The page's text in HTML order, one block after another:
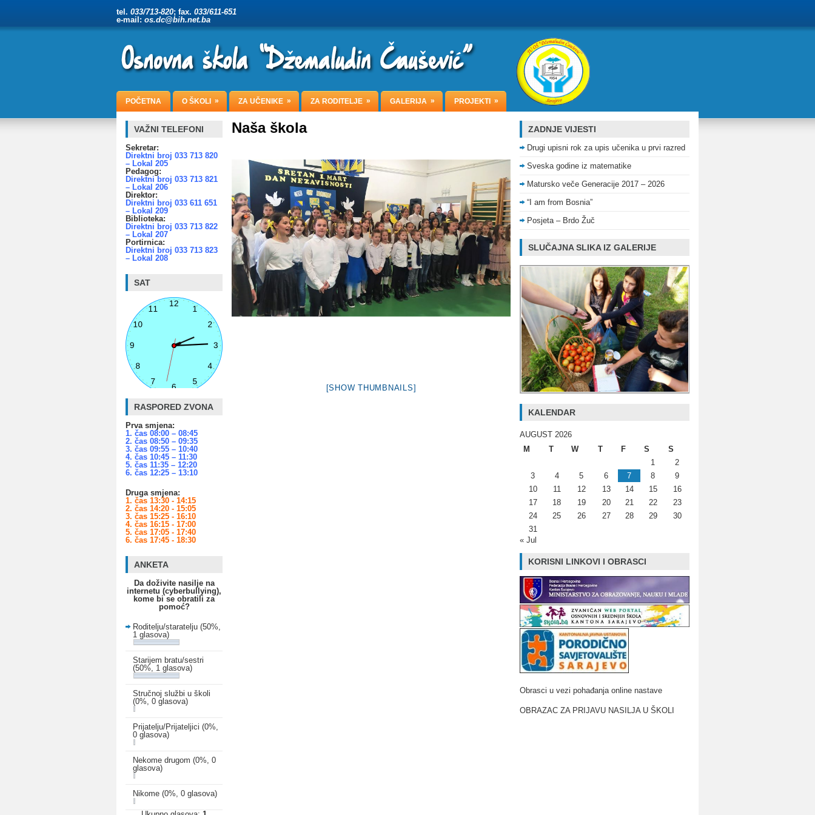
tel. 033/713-820; fax. 033/611-651
e-mail: os.dc@bih.net.ba
POČETNA O ŠKOLI » ZA UČENIKE » ZA RODITELJE » GALERIJA » PROJEKTI »
Naša škola
[SHOW THUMBNAILS]
VAŽNI TELEFONI
Sekretar:
Direktni broj 033 713 820
– Lokal 205
Pedagog:
Direktni broj 033 713 821
– Lokal 206
Direktor:
Direktni broj 033 611 651
– Lokal 209
Biblioteka:
Direktni broj 033 713 822
– Lokal 207
Portirnica:
Direktni broj 033 713 823
– Lokal 208
SAT
RASPORED ZVONA
Prva smjena:
1. čas 08:00 – 08:45
2. čas 08:50 – 09:35
3. čas 09:55 – 10:40
4. čas 10:45 – 11:30
5. čas 11:35 – 12:20
6. čas 12:25 – 13:10
Druga smjena:
1. čas 13:30 - 14:15
2. čas 14:20 - 15:05
3. čas 15:25 - 16:10
4. čas 16:15 - 17:00
5. čas 17:05 - 17:40
6. čas 17:45 - 18:30
ANKETA
Da doživite nasilje na
internetu (cyberbullying),
kome bi se obratili za
pomoć?
Roditelju/staratelju (50%,
1 glasova)
Starijem bratu/sestri
(50%, 1 glasova)
Stručnoj službi u školi
(0%, 0 glasova)
Prijatelju/Prijateljici (0%,
0 glasova)
Nekome drugom (0%, 0
glasova)
Nikome (0%, 0 glasova)
ZADNJE VIJESTI
Drugi upisni rok za upis učenika u prvi razred
Sveska godine iz matematike
Matursko veče Generacije 2017 – 2026
“I am from Bosnia”
Posjeta – Brdo Žuč
SLUČAJNA SLIKA IZ GALERIJE
KALENDAR
AUGUST 2026
M
T W T F S
S
1
2
3
4 5 6 7 8
9
10
11 12 13 14 15
16
17
18 19 20 21 22
23
24
25 26 27 28 29
30
31
« Jul
KORISNI LINKOVI I OBRASCI
Obrasci u vezi pohađanja online nastave
OBRAZAC ZA PRIJAVU NASILJA U ŠKOLI